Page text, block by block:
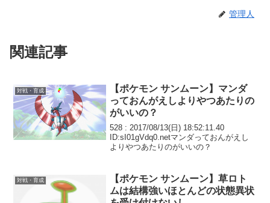
管理人
関連記事
対戦・育成
【ポケモン サンムーン】マンダ
っておんがえしよりやつあたりの
がいいの？
528 : 2017/08/13(日) 18:52:11.40
ID:sI01gVdq0.netマンダっておんがえし
よりやつあたりのがいいの？
対戦・育成
【ポケモン サンムーン】草ロト
ムは結構強いほとんどの状態異状